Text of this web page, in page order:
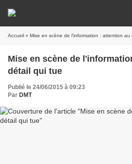
Accueil » Mise en scène de l'information : attention au
Mise en scène de
détail qui tue
Publié le 24/06/2015 à 09:23
Par DMT